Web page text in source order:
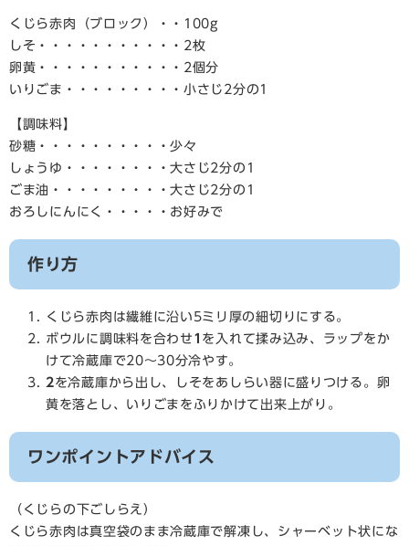
くじら赤肉（ブロック）・・100g
しそ・・・・・・・・・・・2枚
卵黄・・・・・・・・・・・2個分
いりごま・・・・・・・・・小さじ2分の1
【調味料】
砂糖・・・・・・・・・・少々
しょうゆ・・・・・・・・大さじ2分の1
ごま油・・・・・・・・・大さじ2分の1
おろしにんにく・・・・・お好みで
作り方
くじら赤肉は繊維に沿い5ミリ厚の細切りにする。
ボウルに調味料を合わせ 1 を入れて揉み込み、ラップをか
けて冷蔵庫で20～30分冷やす。
2を冷蔵庫から出し、しそをあしらい器に盛りつける。卵
黄を落とし、いりごまをふりかけて出来上がり。
ワンポイントアドバイス
（くじらの下ごしらえ）
くじら赤肉は真空袋のまま冷蔵庫で解凍し、シャーベット状にな